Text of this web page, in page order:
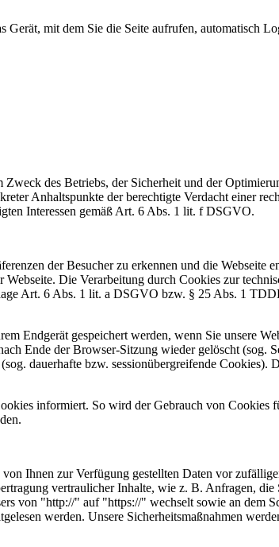
Gerät, mit dem Sie die Seite aufrufen, automatisch
des Betriebs, der Sicherheit und der
Anhaltspunkte der berechtigte Verdacht einer
Interessen gemäß Art. 6 Abs. 1 lit. f DSGVO.
der Besucher zu erkennen und die
Die Verarbeitung durch Cookies zur
Art. 6 Abs. 1 lit. a DSGVO bzw. § 25 Abs. 1
Endgerät gespeichert werden, wenn Sie unsere
Ende der Browser-Sitzung wieder gelöscht (sog.
dauerhafte bzw. sessionübergreifende
informiert. So wird der Gebrauch von
Ihnen zur Verfügung gestellten Daten vor
vertraulicher Inhalte, wie z. B. Anfragen,
von "http://" auf "https://" wechselt sowie an dem
werden. Unsere Sicherheitsmaßnahmen